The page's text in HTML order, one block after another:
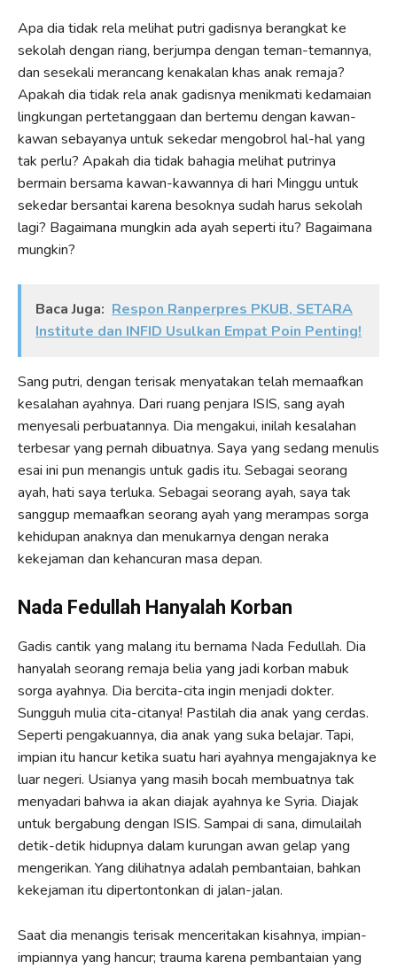
Apa dia tidak rela melihat putri gadisnya berangkat ke
sekolah dengan riang, berjumpa dengan teman-temannya,
dan sesekali merancang kenakalan khas anak remaja?
Apakah dia tidak rela anak gadisnya menikmati kedamaian
lingkungan pertetanggaan dan bertemu dengan kawan-
kawan sebayanya untuk sekedar mengobrol hal-hal yang
tak perlu? Apakah dia tidak bahagia melihat putrinya
bermain bersama kawan-kawannya di hari Minggu untuk
sekedar bersantai karena besoknya sudah harus sekolah
lagi? Bagaimana mungkin ada ayah seperti itu? Bagaimana
mungkin?
Baca Juga: Respon Ranperpres PKUB, SETARA
Institute dan INFID Usulkan Empat Poin Penting!
Sang putri, dengan terisak menyatakan telah memaafkan
kesalahan ayahnya. Dari ruang penjara ISIS, sang ayah
menyesali perbuatannya. Dia mengakui, inilah kesalahan
terbesar yang pernah dibuatnya. Saya yang sedang menulis
esai ini pun menangis untuk gadis itu. Sebagai seorang
ayah, hati saya terluka. Sebagai seorang ayah, saya tak
sanggup memaafkan seorang ayah yang merampas sorga
kehidupan anaknya dan menukarnya dengan neraka
kekejaman dan kehancuran masa depan.
Nada Fedullah Hanyalah Korban
Gadis cantik yang malang itu bernama Nada Fedullah. Dia
hanyalah seorang remaja belia yang jadi korban mabuk
sorga ayahnya. Dia bercita-cita ingin menjadi dokter.
Sungguh mulia cita-citanya! Pastilah dia anak yang cerdas.
Seperti pengakuannya, dia anak yang suka belajar. Tapi,
impian itu hancur ketika suatu hari ayahnya mengajaknya ke
luar negeri. Usianya yang masih bocah membuatnya tak
menyadari bahwa ia akan diajak ayahnya ke Syria. Diajak
untuk bergabung dengan ISIS. Sampai di sana, dimulailah
detik-detik hidupnya dalam kurungan awan gelap yang
mengerikan. Yang dilihatnya adalah pembantaian, bahkan
kekejaman itu dipertontonkan di jalan-jalan.
Saat dia menangis terisak menceritakan kisahnya, impian-
impiannya yang hancur; trauma karena pembantaian yang